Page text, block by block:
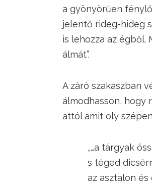
a gyönyörűen
jelentő rideg-hideg
is lehozza az égből.
álmát”.
A záró szakaszban
álmodhasson, hogy
attól amit oly
„…a tárgyak
s téged
az asztalon és